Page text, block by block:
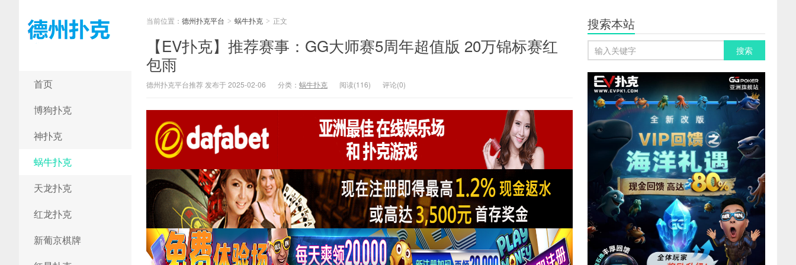
德州扑克平台
首页
博狗扑克
神扑克
蜗牛扑克
天龙扑克
红龙扑克
新葡京棋牌
当前位置： 德州扑克平台 > 蜗牛扑克 > 正文
【EV扑克】推荐赛事：GG大师赛5周年超值版 20万锦标赛红
包雨
德州扑克平台推荐 发布于 2025-02-06 分类： 蜗牛扑克 阅读(116) 评论(0)
搜索本站